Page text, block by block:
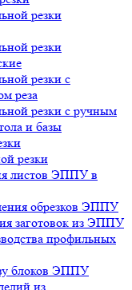
резки
резки
резки с
реза
резки с ручным
и базы
резки
листов ЭППУ в
обрезков ЭППУ
заготовок из ЭППУ
профильных
блоков ЭППУ
из